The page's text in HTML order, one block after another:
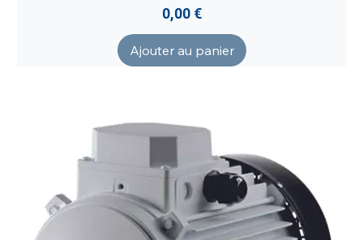
Prix
0,00 €
Ajouter au panier